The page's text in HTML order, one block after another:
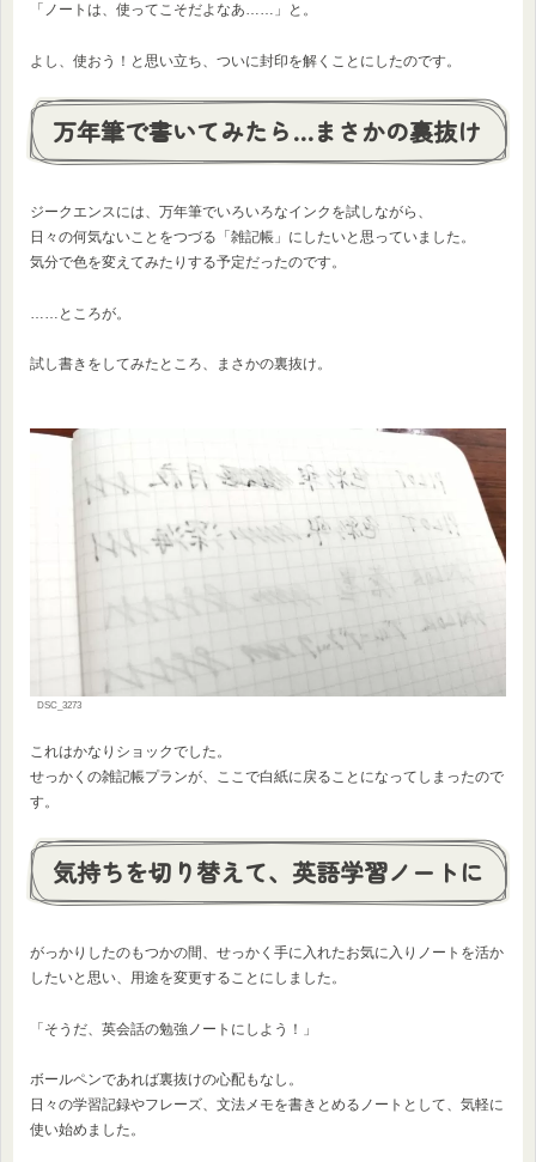
「ノートは、使ってこそだよなあ……」と。
よし、使おう！と思い立ち、ついに封印を解くことにしたのです。
万年筆で書いてみたら…まさかの裏抜け
ジークエンスには、万年筆でいろいろなインクを試しながら、
日々の何気ないことをつづる「雑記帳」にしたいと思っていました。
気分で色を変えてみたりする予定だったのです。
……ところが。
試し書きをしてみたところ、まさかの裏抜け。
DSC_3273
これはかなりショックでした。
せっかくの雑記帳プランが、ここで白紙に戻ることになってしまったので
す。
気持ちを切り替えて、英語学習ノートに
がっかりしたのもつかの間、せっかく手に入れたお気に入りノートを活か
したいと思い、用途を変更することにしました。
「そうだ、英会話の勉強ノートにしよう！」
ボールペンであれば裏抜けの心配もなし。
日々の学習記録やフレーズ、文法メモを書きとめるノートとして、気軽に
使い始めました。